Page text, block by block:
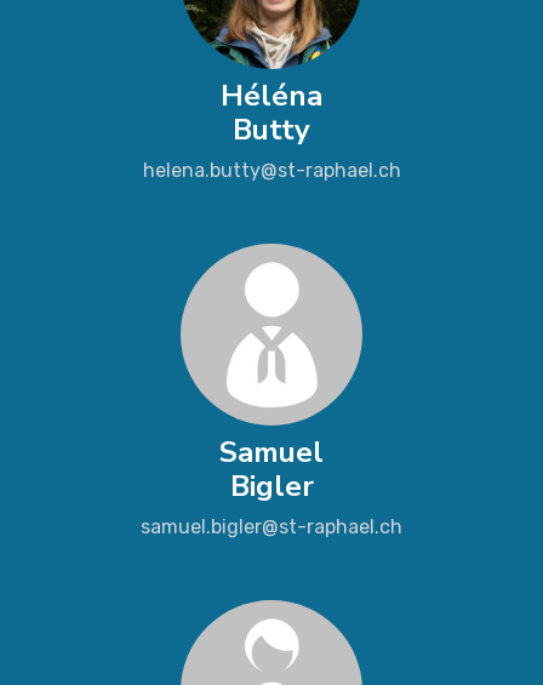
Héléna
Butty
helena.butty@st-raphael.ch
Samuel
Bigler
samuel.bigler@st-raphael.ch